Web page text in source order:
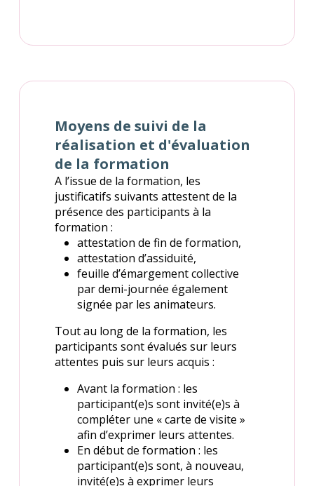
Moyens de suivi de la
réalisation et d'évaluation
de la formation
A l’issue de la formation, les
justificatifs suivants attestent de la
présence des participants à la
formation :
attestation de fin de formation,
attestation d’assiduité,
feuille d’émargement collective
par demi-journée également
signée par les animateurs.
Tout au long de la formation, les
participants sont évalués sur leurs
attentes puis sur leurs acquis :
Avant la formation : les
participant(e)s sont invité(e)s à
compléter une « carte de visite »
afin d’exprimer leurs attentes.
En début de formation : les
participant(e)s sont, à nouveau,
invité(e)s à exprimer leurs